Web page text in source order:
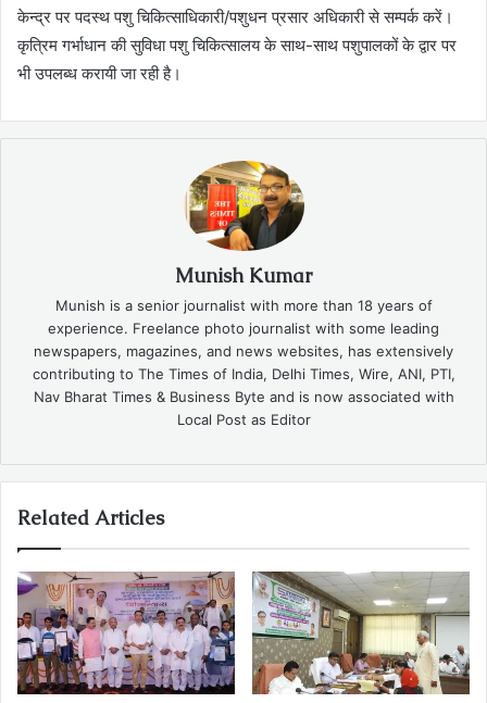
केन्द्र पर पदस्थ पशु चिकित्साधिकारी/पशुधन प्रसार अधिकारी से सम्पर्क करें।
कृत्रिम गर्भाधान की सुविधा पशु चिकित्सालय के साथ-साथ पशुपालकों के द्वार पर
भी उपलब्ध करायी जा रही है।
Munish Kumar
Munish is a senior journalist with more than 18 years of
experience. Freelance photo journalist with some leading
newspapers, magazines, and news websites, has extensively
contributing to The Times of India, Delhi Times, Wire, ANI, PTI,
Nav Bharat Times & Business Byte and is now associated with
Local Post as Editor
Related Articles